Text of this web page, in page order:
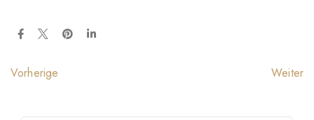
Vorherige Weiter